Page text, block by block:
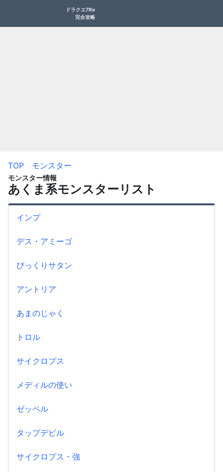
ドラクエ7Re
完全攻略
TOP モンスター
モンスター情報
あくま系モンスターリスト
インプ
デス・アミーゴ
びっくりサタン
アントリア
あまのじゃく
トロル
サイクロプス
メディルの使い
ゼッペル
タップデビル
サイクロプス・強